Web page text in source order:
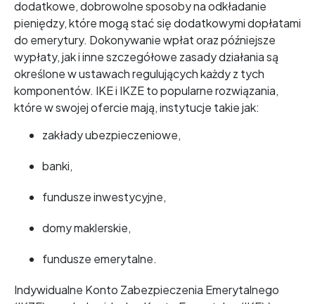
dodatkowe, dobrowolne sposoby na odkładanie
pieniędzy, które mogą stać się dodatkowymi dopłatami
do emerytury. Dokonywanie wpłat oraz późniejsze
wypłaty, jak i inne szczegółowe zasady działania są
określone w ustawach regulujących każdy z tych
komponentów. IKE i IKZE to popularne rozwiązania,
które w swojej ofercie mają, instytucje takie jak:
zakłady ubezpieczeniowe,
banki,
fundusze inwestycyjne,
domy maklerskie,
fundusze emerytalne.
Indywidualne Konto Zabezpieczenia Emerytalnego